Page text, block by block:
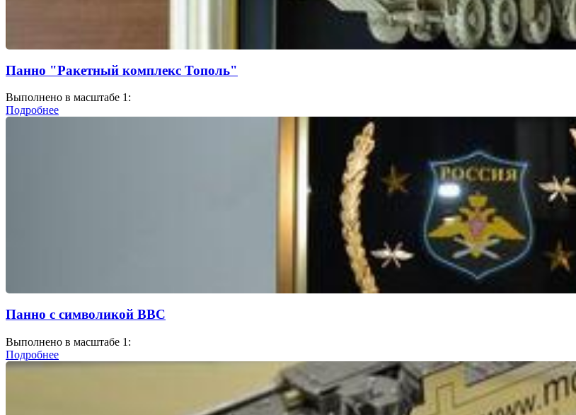
Панно "Ракетный комплекс Тополь"
Выполнено в масштабе 1:
Подробнее
Панно с символикой ВВС
Выполнено в масштабе 1:
Подробнее